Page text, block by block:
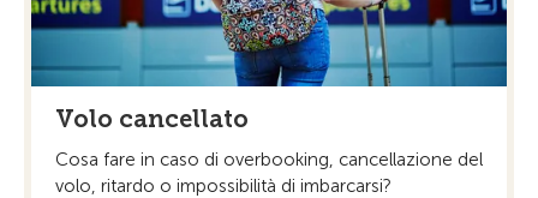
Volo cancellato
Cosa fare in caso di overbooking, cancellazione del
volo, ritardo o impossibilità di imbarcarsi?